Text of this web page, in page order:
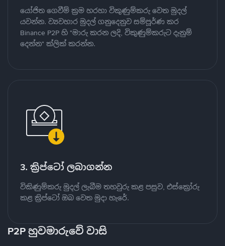
යෝජිත ගෙවීම් ක්‍රම හරහා විකුණුම්කරු වෙත මුදල්
යවන්න. ව්‍යවහාර මුදල් ගනුදෙනුව සම්පූර්ණ කර
Binance P2P හි "මාරු කරන ලදි, විකුණුම්කරුට දැනුම්
දෙන්න" ක්ලික් කරන්න.
3. ක්‍රිප්ටෝ ලබාගන්න
විකිණුම්කරු මුදල් ලැබීම තහවුරු කළ පසුව, එස්ක්‍රෝරු
කළ ක්‍රිප්ටෝ ඔබ වෙත මුදා හැරේ.
P2P හුවමාරුවේ වාසි